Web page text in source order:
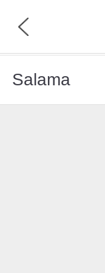
Jordan
Salama